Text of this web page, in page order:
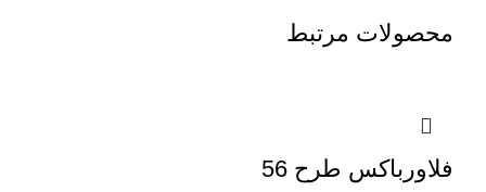
محصولات مرتبط
فلاورباکس طرح 56